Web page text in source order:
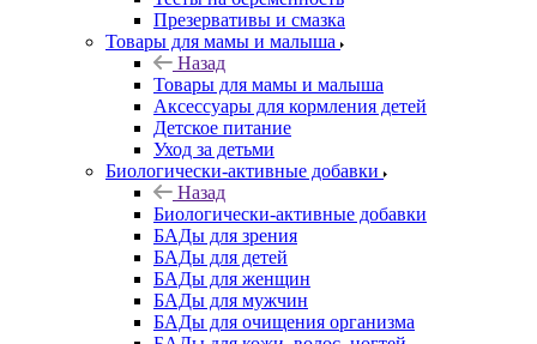
Презервативы и смазка
Товары для мамы и малыша
Назад
Товары для мамы и малыша
Аксессуары для кормления детей
Детское питание
Уход за детьми
Биологически-активные добавки
Назад
Биологически-активные добавки
БАДы для зрения
БАДы для детей
БАДы для женщин
БАДы для мужчин
БАДы для очищения организма